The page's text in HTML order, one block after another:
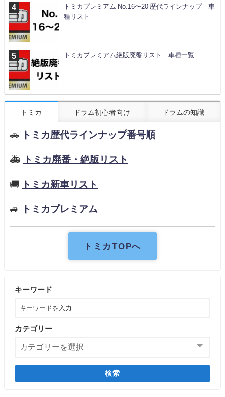
トミカプレミアム No.16〜20 歴代ラインナップ｜車
種リスト
トミカプレミアム絶版廃盤リスト｜車種一覧
トミカ ドラム初心者向け ドラムの知識
🚗 トミカ歴代ラインナップ番号順
🚑 トミカ廃番・絶版リスト
🚚 トミカ新車リスト
🚙 トミカプレミアム
トミカTOPへ
キーワード
カテゴリー
検索